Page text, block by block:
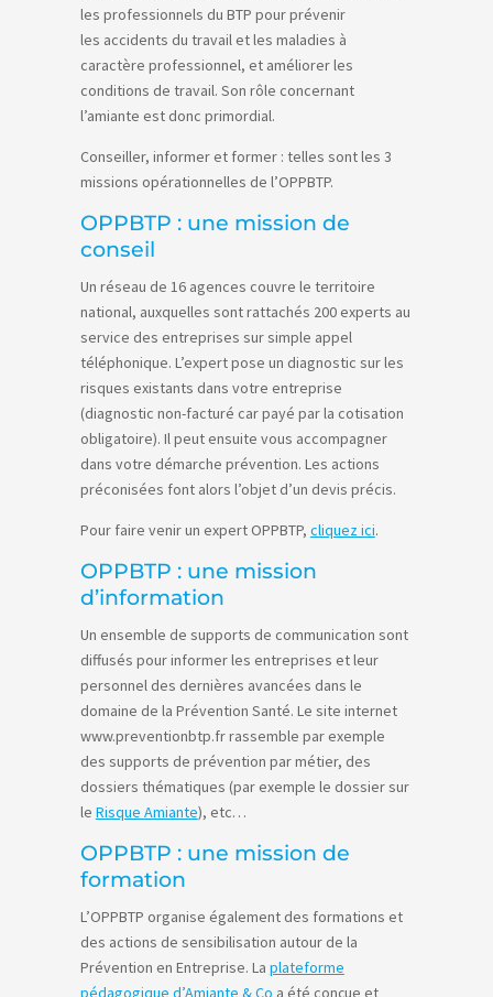
les professionnels du BTP pour prévenir
les accidents du travail et les maladies à
caractère professionnel, et améliorer les
conditions de travail. Son rôle concernant
l’amiante est donc primordial.
Conseiller, informer et former : telles sont les 3
missions opérationnelles de l’OPPBTP.
OPPBTP : une mission de
conseil
Un réseau de 16 agences couvre le territoire
national, auxquelles sont rattachés 200 experts au
service des entreprises sur simple appel
téléphonique. L’expert pose un diagnostic sur les
risques existants dans votre entreprise
(diagnostic non-facturé car payé par la cotisation
obligatoire). Il peut ensuite vous accompagner
dans votre démarche prévention. Les actions
préconisées font alors l’objet d’un devis précis.
Pour faire venir un expert OPPBTP, cliquez ici.
OPPBTP : une mission
d’information
Un ensemble de supports de communication sont
diffusés pour informer les entreprises et leur
personnel des dernières avancées dans le
domaine de la Prévention Santé. Le site internet
www.preventionbtp.fr rassemble par exemple
des supports de prévention par métier, des
dossiers thématiques (par exemple le dossier sur
le Risque Amiante), etc…
OPPBTP : une mission de
formation
L’OPPBTP organise également des formations et
des actions de sensibilisation autour de la
Prévention en Entreprise. La plateforme
pédagogique d’Amiante & Co a été conçue et